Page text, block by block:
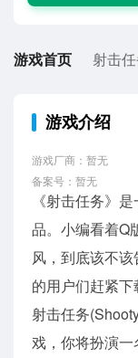
游戏首页 射击
游戏介绍
游戏厂商：暂无
备案号：暂无
《射击任务》
品。小编看着Q
风，到底该不
的用户们赶紧下
射击任务
戏，你将扮演